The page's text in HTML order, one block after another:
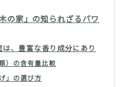
の家」の知られざるパワ
、豊富な香り成分にあり
）の含有量比較
」の選び方